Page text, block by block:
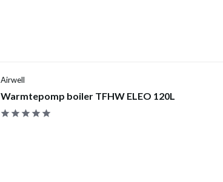
Airwell
Warmtepomp boiler TFHW ELEO 120L